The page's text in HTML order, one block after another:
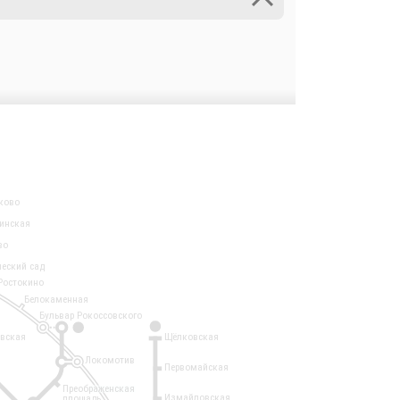
1
Локомотив
сад
Белокаменная
Щёлковская
Первомайская
Измайловская
Бульвар Рокоссовского
Преображенская